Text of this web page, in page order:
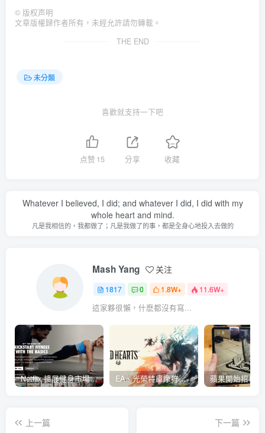
© 版权声明
文章版權歸作者所有，未經允許請勿轉載。
THE END
未分類
喜歡就支持一下吧
点赞 15 分享 收藏
Whatever I believed, I did; and whatever I did, I did with my
whole heart and mind.
凡是我相信的，我都做了；凡是我做了的事，都是全身心地投入去做的
Mash Yang 关注
1817 0 1.8W+ 11.6W+
這家夥很懶，什麽都沒有寫...
Netflix 擴展健身市場 與 Nike 合作推出《Nike Training Club》系列健身影片 EA、光榮特庫摩狩獵冒險遊戲《WILD HEARTS》公布「強大化獸」宣傳影片
上一篇
下一篇